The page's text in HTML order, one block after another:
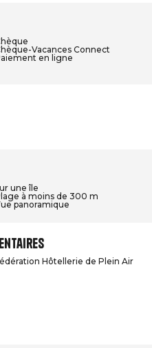
Vacances Connect
en ligne
une île
à moins de 300 m
panoramique
Hôtellerie de Plein Air